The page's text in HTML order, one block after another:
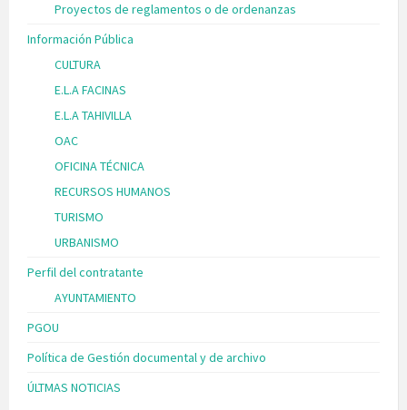
Proyectos de reglamentos o de ordenanzas
Información Pública
CULTURA
E.L.A FACINAS
E.L.A TAHIVILLA
OAC
OFICINA TÉCNICA
RECURSOS HUMANOS
TURISMO
URBANISMO
Perfil del contratante
AYUNTAMIENTO
PGOU
Política de Gestión documental y de archivo
ÚLTMAS NOTICIAS